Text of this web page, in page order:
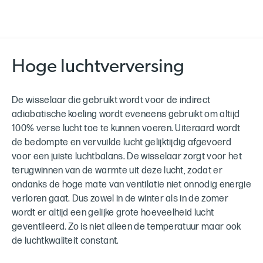
Hoge luchtverversing
De wisselaar die gebruikt wordt voor de indirect
adiabatische koeling wordt eveneens gebruikt om altijd
100% verse lucht toe te kunnen voeren. Uiteraard wordt
de bedompte en vervuilde lucht gelijktijdig afgevoerd
voor een juiste luchtbalans. De wisselaar zorgt voor het
terugwinnen van de warmte uit deze lucht, zodat er
ondanks de hoge mate van ventilatie niet onnodig energie
verloren gaat. Dus zowel in de winter als in de zomer
wordt er altijd een gelijke grote hoeveelheid lucht
geventileerd. Zo is niet alleen de temperatuur maar ook
de luchtkwaliteit constant.